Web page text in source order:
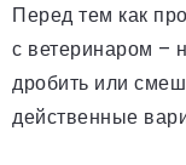
Перед тем как
с ветеринаром –
дробить или
действенные